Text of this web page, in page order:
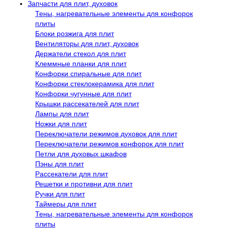
Запчасти для плит, духовок
Тены, нагревательные элементы для конфорок
плиты
Блоки розжига для плит
Вентиляторы для плит, духовок
Держатели стекол для плит
Клеммные планки для плит
Конфорки спиральные для плит
Конфорки стеклокерамика для плит
Конфорки чугунные для плит
Крышки рассекателей для плит
Лампы для плит
Ножки для плит
Переключатели режимов духовок для плит
Переключатели режимов конфорок для плит
Петли для духовых шкафов
Пэны для плит
Рассекатели для плит
Решетки и противни для плит
Ручки для плит
Таймеры для плит
Тены, нагревательные элементы для конфорок
плиты